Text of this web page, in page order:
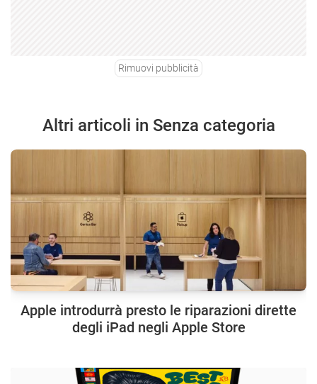
Rimuovi pubblicità
Altri articoli in Senza categoria
Apple introdurrà presto le riparazioni dirette
degli iPad negli Apple Store